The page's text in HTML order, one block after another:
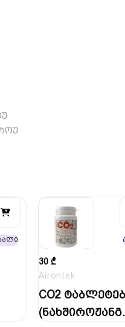
30 ₾
Airontek
CO2